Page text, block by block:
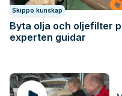
Skippo kunskap
Byta olja och oljefilter
experten guidar